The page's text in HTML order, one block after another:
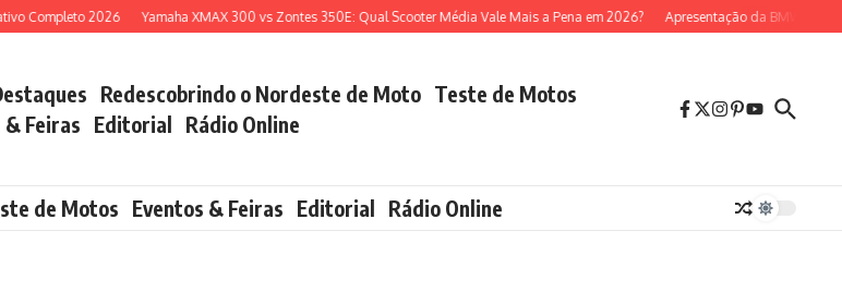
2026 Yamaha XMAX 300 vs Zontes 350E: Qual Scooter Média Vale Mais a Pena em 2026? Apresentação da BMW R 1300 GS
Redescobrindo o Nordeste de Moto Teste de Motos
& Feiras Editorial Rádio Online
de Motos Eventos & Feiras Editorial Rádio Online